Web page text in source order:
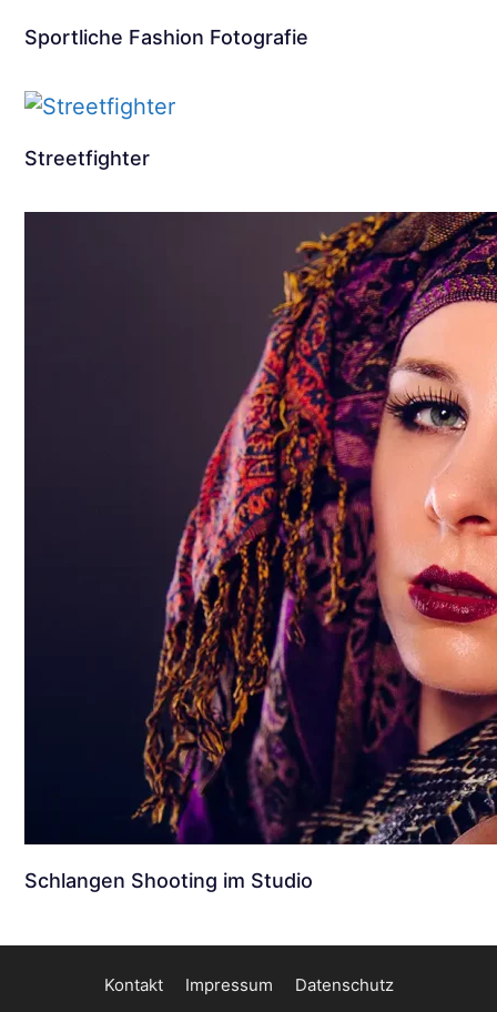
Sportliche Fashion Fotografie
Streetfighter
Schlangen Shooting im Studio
Kontakt Impressum
Datenschutz